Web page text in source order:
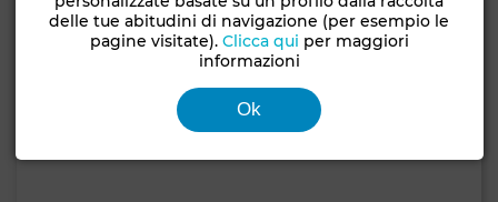
delle tue abitudini di navigazione (per esempio le
pagine visitate). Clicca qui per maggiori
informazioni
Ok